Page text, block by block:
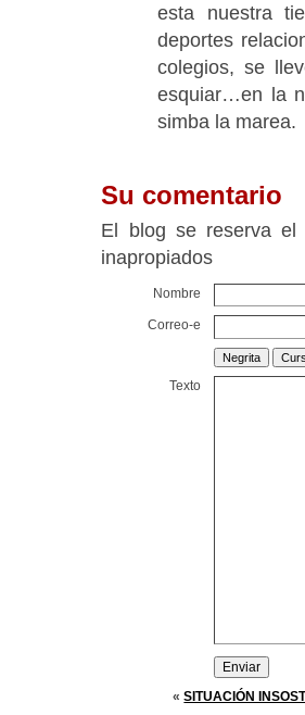
esta nuestra
deportes
colegios, se
esquiar…en la
simba la marea.
Su comentario
El blog se reserva el
inapropiados
Nombre
Correo-e
Texto
«SITUACIÓN